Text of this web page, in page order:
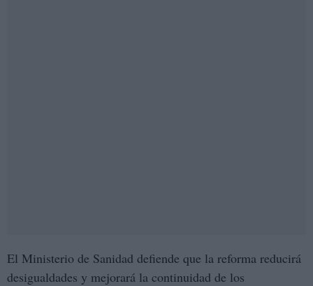
El Ministerio de Sanidad defiende que la reforma reducirá
desigualdades y mejorará la continuidad de los